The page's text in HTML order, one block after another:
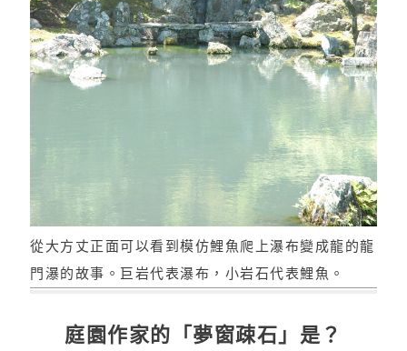
從大方丈正面可以看到模仿鯉魚爬上瀑布變成龍的龍
門瀑的故事。巨岩代表瀑布，小岩石代表鯉魚。
庭園作家的「夢窗疎石」是？